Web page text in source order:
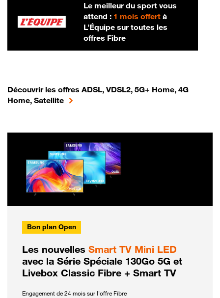
Le meilleur du sport vous
attend : 1 mois offertà
L’Équipe sur toutes les
offres Fibre
Découvrir les offres ADSL, VDSL2, 5G+ Home, 4G
Home, Satellite
Bon plan Open
Les nouvelles Smart TV Mini LED
avec la Série Spéciale 130Go 5G et
Livebox Classic Fibre + Smart TV
Engagement de 24 mois sur l'offre Fibre